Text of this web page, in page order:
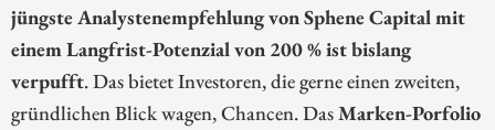
jüngste Analystenempfehlung von Sphene Capital mit
einem Langfrist-Potenzial von 200 % ist bislang
verpufft. Das bietet Investoren, die gerne einen zweiten,
gründlichen Blick wagen, Chancen. DasMarken-Porfolio